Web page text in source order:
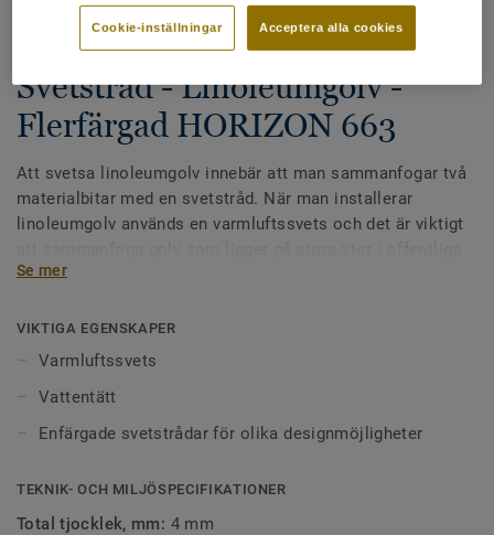
Alla tillbehör|Svetstråd
Svetstråd - Linoleumgolv -
Flerfärgad HORIZON 663
Att svetsa linoleumgolv innebär att man sammanfogar två
materialbitar med en svetstråd. När man installerar
linoleumgolv används en varmluftssvets och det är viktigt
miljöer för en perfekt finish.
Ytor som är sammanfogade med svetstråd är lätta att hålla
golven. Våra svetstrådar finns i alla möjliga färger. De kan
framhäva, kontrastrera , dölja eller gå ton i ton med
materialen de sammanfogar.
Se mer
VIKTIGA EGENSKAPER
Varmluftssvets
Vattentätt
Enfärgade svetstrådar för olika designmöjligheter
TEKNIK- OCH MILJÖSPECIFIKATIONER
Total tjocklek, mm: 4 mm
Acceptera alla cookies
Cookie-inställningar